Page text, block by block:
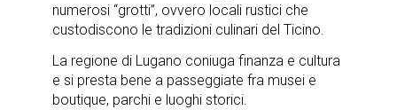
numerosi “grotti”, ovvero locali rustici che
custodiscono le tradizioni culinari del Ticino.
La regione di Lugano coniuga finanza e cultura
e si presta bene a passeggiate fra musei e
boutique, parchi e luoghi storici.